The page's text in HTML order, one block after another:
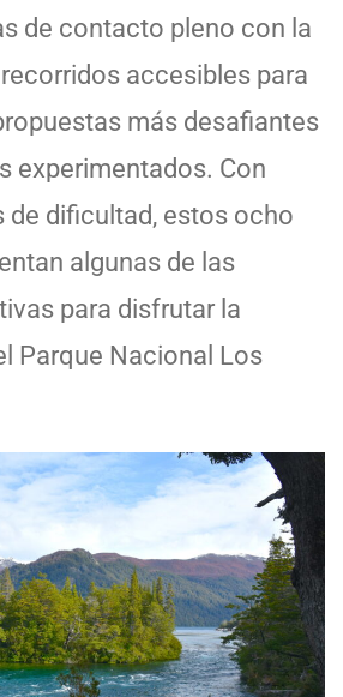
de contacto pleno con la
accesibles para
más desafiantes
experimentados. Con
de dificultad, estos ocho
algunas de las
para disfrutar la
Parque Nacional Los